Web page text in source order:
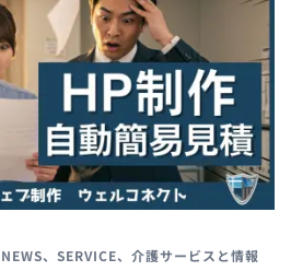
NEWS、 SERVICE、 介護サービスと情報